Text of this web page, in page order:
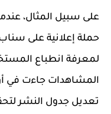
على سبيل المثال،
حملة إعلانية على
لمعرفة انطباع
المشاهدات جاءت في
تعديل جدول النشر